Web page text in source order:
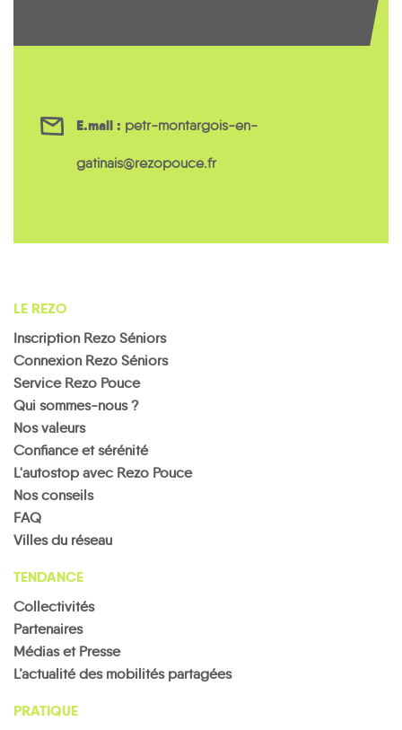
E.mail : petr-montargois-en-
gatinais@rezopouce.fr
LE REZO
Inscription Rezo Séniors
Connexion Rezo Séniors
Service Rezo Pouce
Qui sommes-nous ?
Nos valeurs
Confiance et sérénité
L'autostop avec Rezo Pouce
Nos conseils
FAQ
Villes du réseau
TENDANCE
Collectivités
Partenaires
Médias et Presse
L’actualité des mobilités partagées
PRATIQUE